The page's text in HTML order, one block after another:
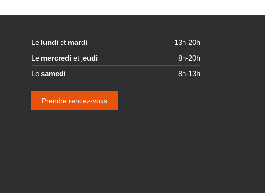
Le lundi et mardi
13h-20h
Le mercredi et jeudi
8h-20h
Lesamedi 8h-13h
Prendre rendez-vous